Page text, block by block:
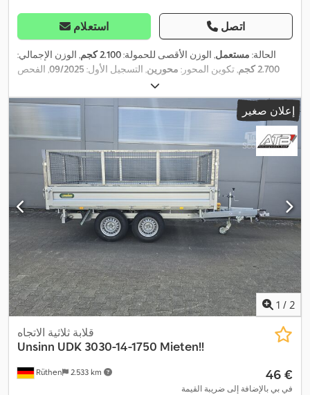
استعلام اتصل
الحالة: مستعمل, الوزن الأقصى للحمولة:2.100 كجم
, الوزن الإجمالي:
2.700 كجم
, تكوين المحور: محورين , التسجيل الأول: 09/2025 , الفحص
, عرض مساحة
التحميل:2.100 مم ,
إعلان صغير
1 / 2
Rüthen 2.533 km
قلابة ثلاثية الاتجاه
Unsinn UDK 3030-14-1750 Mieten!!
‏46 €
في بي بالإضافة إلى ضريبة القيمة